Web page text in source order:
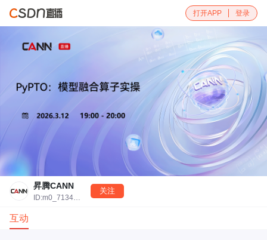
打开APP 登录
昇腾CANN
ID:m0_71340392
关注
互动